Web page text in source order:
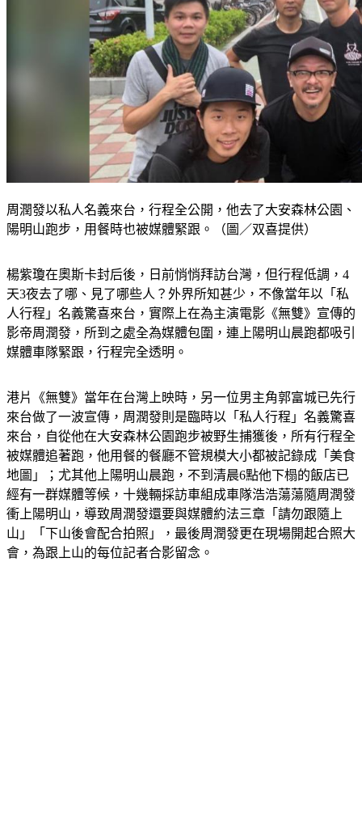
周潤發以私人名義來台，行程全公開，他去了大安森林公園、
陽明山跑步，用餐時也被媒體緊跟。（圖／双喜提供）
楊紫瓊在奧斯卡封后後，日前悄悄拜訪台灣，但行程低調，4
天3夜去了哪、見了哪些人？外界所知甚少，不像當年以「私
人行程」名義驚喜來台，實際上在為主演電影《無雙》宣傳的
影帝周潤發，所到之處全為媒體包圍，連上陽明山晨跑都吸引
媒體車隊緊跟，行程完全透明。
港片《無雙》當年在台灣上映時，另一位男主角郭富城已先行
來台做了一波宣傳，周潤發則是臨時以「私人行程」名義驚喜
來台，自從他在大安森林公園跑步被野生捕獲後，所有行程全
被媒體追著跑，他用餐的餐廳不管規模大小都被記錄成「美食
地圖」；尤其他上陽明山晨跑，不到清晨6點他下榻的飯店已
經有一群媒體等候，十幾輛採訪車組成車隊浩浩蕩蕩隨周潤發
衝上陽明山，導致周潤發還要與媒體約法三章「請勿跟隨上
山」「下山後會配合拍照」，最後周潤發更在現場開起合照大
會，為跟上山的每位記者合影留念。